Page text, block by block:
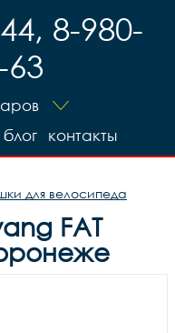
8-980-
63
контакты
блог
для велосипеда
FAT